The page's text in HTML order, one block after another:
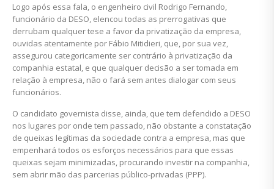
Logo após essa fala, o engenheiro civil Rodrigo Fernando,
funcionário da DESO, elencou todas as prerrogativas que
derrubam qualquer tese a favor da privatização da empresa,
ouvidas atentamente por Fábio Mitidieri, que, por sua vez,
assegurou categoricamente ser contrário à privatização da
companhia estatal, e que qualquer decisão a ser tomada em
relação à empresa, não o fará sem antes dialogar com seus
funcionários.
O candidato governista disse, ainda, que tem defendido a DESO
nos lugares por onde tem passado, não obstante a constatação
de queixas legítimas da sociedade contra a empresa, mas que
empenhará todos os esforços necessários para que essas
queixas sejam minimizadas, procurando investir na companhia,
sem abrir mão das parcerias público-privadas (PPP).